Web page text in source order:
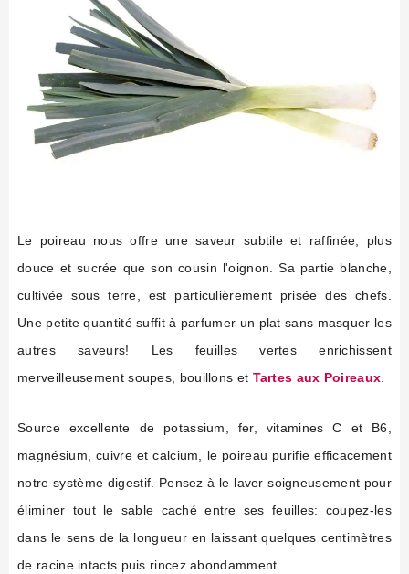
Le poireau nous offre une saveur subtile et raffinée, plus
douce et sucrée que son cousin l'oignon. Sa partie blanche,
cultivée sous terre, est particulièrement prisée des chefs.
Une petite quantité suffit à parfumer un plat sans masquer les
autres saveurs! Les feuilles vertes enrichissent
merveilleusement soupes, bouillons et Tartes aux Poireaux
Source excellente de potassium, fer, vitamines C et B6,
magnésium, cuivre et calcium, le poireau purifie efficacement
notre système digestif. Pensez à le laver soigneusement pour
éliminer tout le sable caché entre ses feuilles: coupez-les
dans le sens de la longueur en laissant quelques centimètres
de racine intacts puis rincez abondamment.